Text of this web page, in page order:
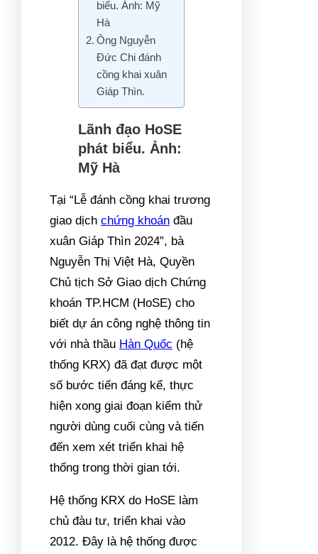
biểu. Ảnh: Mỹ
Hà
Ông Nguyễn
Đức Chi đánh
cồng khai xuân
Giáp Thìn.
Lãnh đạo HoSE
phát biểu. Ảnh:
Mỹ Hà
Tại “Lễ đánh cồng khai trương
giao dịch chứng khoán đầu
xuân Giáp Thìn 2024”, bà
Nguyễn Thị Việt Hà, Quyền
Chủ tịch Sở Giao dịch Chứng
khoán TP.HCM (HoSE) cho
biết dự án công nghệ thông tin
với nhà thầu Hàn Quốc (hệ
thống KRX) đã đạt được một
số bước tiến đáng kể, thực
hiện xong giai đoạn kiểm thử
người dùng cuối cùng và tiến
đến xem xét triển khai hệ
thống trong thời gian tới.
Hệ thống KRX do HoSE làm
chủ đàu tư, triển khai vào
2012. Đây là hệ thống được